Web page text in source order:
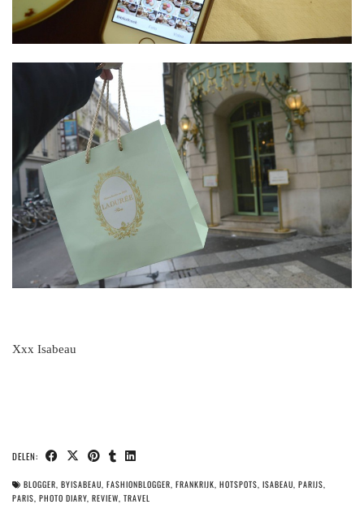
Xxx Isabeau
DELEN:
BLOGGER BYISABEAU FASHIONBLOGGER FRANKRIJK HOTSPOTS ISABEAU PARIJS
PARIS PHOTO DIARY REVIEW TRAVEL